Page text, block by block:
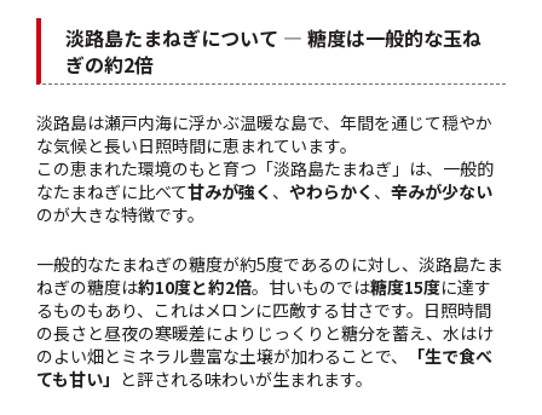
淡路島たまねぎについて — 糖度は一般的な玉ね
ぎの約2倍
淡路島は瀬戸内海に浮かぶ温暖な島で、年間を通じて穏やか
な気候と長い日照時間に恵まれています。
この恵まれた環境のもと育つ「淡路島たまねぎ」は、一般的
なたまねぎに比べて甘みが強く 、 やわらかく 、 辛みが少ない
のが大きな特徴です。
一般的なたまねぎの糖度が約5度であるのに対し、淡路島たま
ねぎの糖度は約10度と約2倍。甘いものでは糖度15度に達す
るものもあり、これはメロンに匹敵する甘さです。日照時間
の長さと昼夜の寒暖差によりじっくりと糖分を蓄え、水はけ
のよい畑とミネラル豊富な土壌が加わることで、
「生で食べ
ても甘い」 と評される味わいが生まれます。